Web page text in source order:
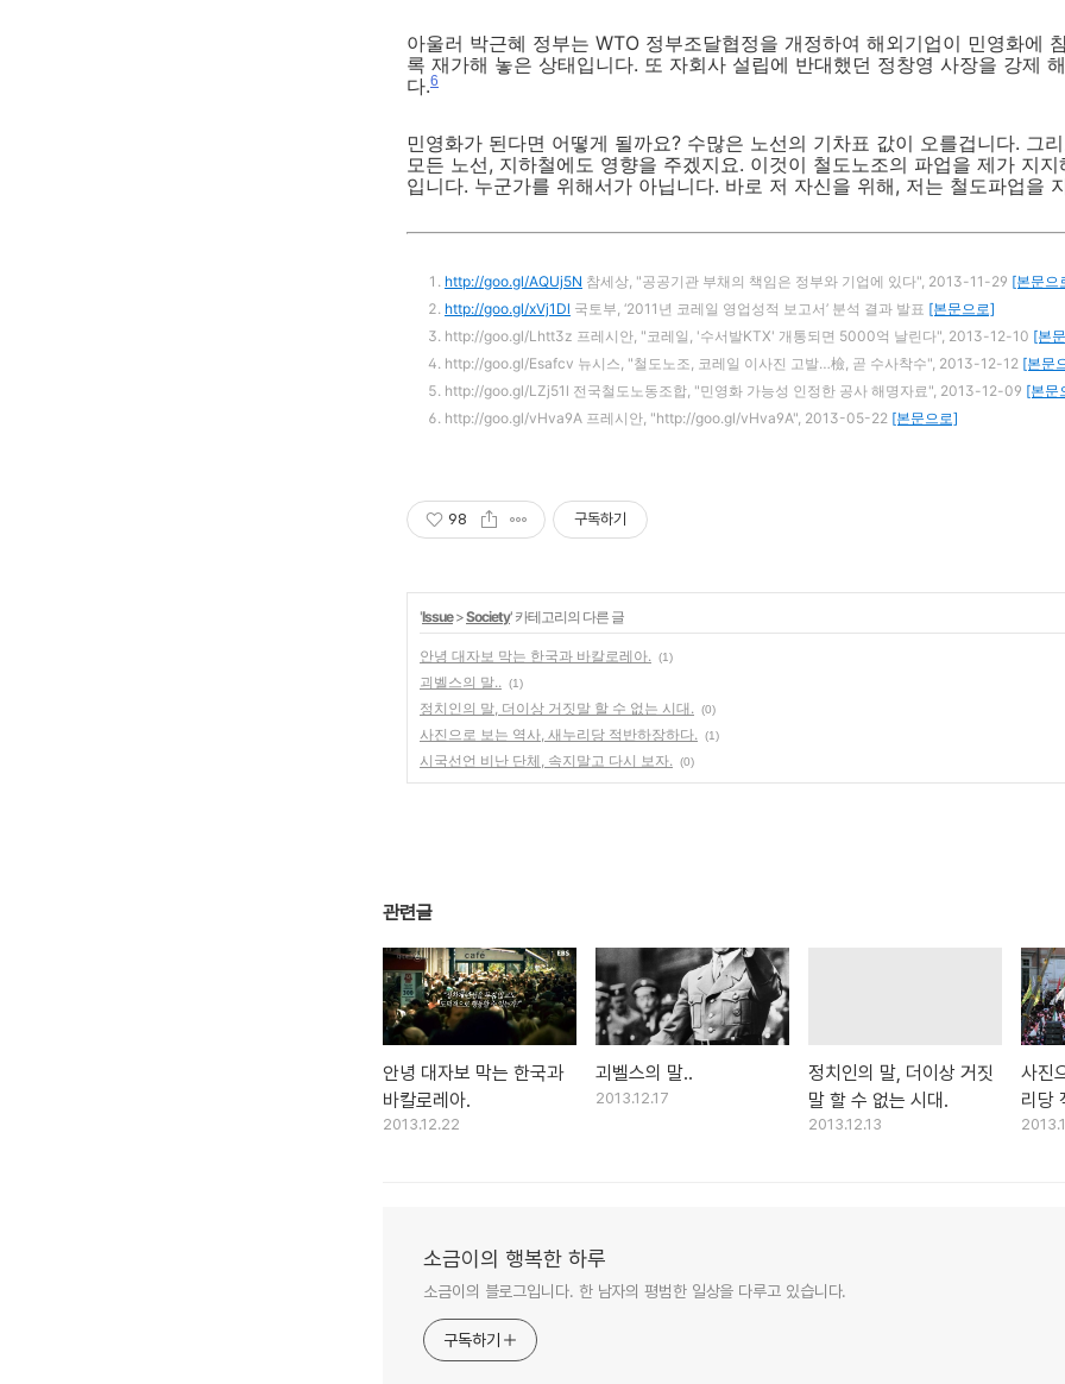
아울러 박근혜 정부는 WTO 정부조달협정을 개정하여 해외기업이 민영화에
록 재가해 놓은 상태입니다. 또 자회사 설립에 반대했던 정창영 사장을 강제
다.6
민영화가 된다면 어떻게 될까요? 수많은 노선의 기차표 값이 오를겁니다. 그
모든 노선, 지하철에도 영향을 주겠지요. 이것이 철도노조의 파업을 제가 지
입니다. 누군가를 위해서가 아닙니다. 바로 저 자신을 위해, 저는 철도파업을
http://goo.gl/AQUj5N 참세상, "공공기관 부채의 책임은 정부와 기업에 있다", 2013-11-29 [본문으
http://goo.gl/xVj1Dl 국토부, ‘2011년 코레일 영업성적 보고서’ 분석 결과 발표 [본문으로]
http://goo.gl/Lhtt3z 프레시안, "코레일, '수서발KTX' 개통되면 5000억 날린다", 2013-12-10 [본
http://goo.gl/Esafcv 뉴시스, "철도노조, 코레일 이사진 고발…檢, 곧 수사착수", 2013-12-12 [본문
http://goo.gl/LZj51l 전국철도노동조합, "민영화 가능성 인정한 공사 해명자료", 2013-12-09 [본문
http://goo.gl/vHva9A 프레시안, "http://goo.gl/vHva9A", 2013-05-22 [본문으로]
98 구독하기
'Issue>Society' 카테고리의 다른 글
안녕 대자보 막는 한국과 바칼로레아. (1)
괴벨스의 말.. (1)
정치인의 말, 더이상 거짓말 할 수 없는 시대. (0)
사진으로 보는 역사, 새누리당 적반하장하다. (1)
시국선언 비난 단체, 속지말고 다시 보자. (0)
관련글
안녕 대자보 막는 한국과
바칼로레아.
2013.12.22
괴벨스의 말..
2013.12.17
정치인의 말, 더이상 거짓
말 할 수 없는 시대.
2013.12.13
사진
리당
소금이의 행복한 하루
소금이의 블로그입니다. 한 남자의 평범한 일상을 다루고 있습니다.
구독하기